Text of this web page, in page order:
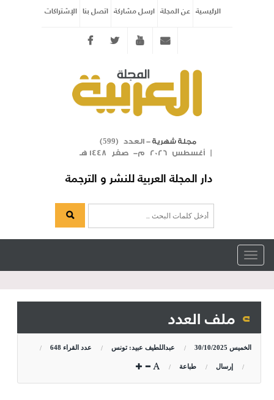
الرئيسية عن المجلة ارسل مشاركة اتصل بنا الإشتراكات
Twitter youtube
مجلة شهرية- العدد ( 599
)
| أغسطس 2026 م- صفر 1448 هـ
دار المجلة العربية للنشر و الترجمة
Toggle
navigation
ملف العدد
الخميس 30/10/2025 عبداللطيف عبيد: تونس عدد القراء 648
إرسال طباعة